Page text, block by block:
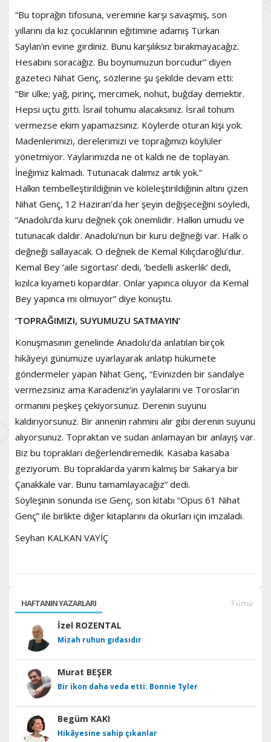
“Bu toprağın tifosuna, veremine karşı savaşmış, son
yıllarını da kız çocuklarının eğitimine adamış Türkan
Saylan’ın evine girdiniz. Bunu karşılıksız bırakmayacağız.
Hesabını soracağız. Bu boynumuzun borcudur” diyen
gazeteci Nihat Genç, sözlerine şu şekilde devam etti:
“Bir ülke; yağ, pirinç, mercimek, nohut, buğday demektir.
Hepsi uçtu gitti. İsrail tohumu alacaksınız. İsrail tohum
vermezse ekim yapamazsınız. Köylerde oturan kişi yok.
Madenlerimizi, derelerimizi ve toprağımızı köylüler
yönetmiyor. Yaylarımızda ne ot kaldı ne de toplayan.
İneğimiz kalmadı. Tutunacak dalımız artık yok.”
Halkın tembelleştirildiğinin ve köleleştirildiğinin altını çizen
Nihat Genç, 12 Haziran’da her şeyin değişeceğini söyledi,
“Anadolu’da kuru değnek çok önemlidir. Halkın umudu ve
tutunacak daldır. Anadolu’nun bir kuru değneği var. Halk o
değneği sallayacak. O değnek de Kemal Kılıçdaroğlu’dur.
Kemal Bey ‘aile sigortası’ dedi, ‘bedelli askerlik’ dedi,
kızılca kıyameti kopardılar. Onlar yapınca oluyor da Kemal
Bey yapınca mı olmuyor” diye konuştu.
‘TOPRAĞIMIZI, SUYUMUZU SATMAYIN’
Konuşmasının genelinde Anadolu’da anlatılan birçok
hikâyeyi günümüze uyarlayarak anlatıp hükümete
göndermeler yapan Nihat Genç, “Evinizden bir sandalye
vermezsiniz ama Karadeniz’in yaylalarını ve Toroslar’ın
ormanını peşkeş çekiyorsunuz. Derenin suyunu
kaldırıyorsunuz. Bir annenin rahmini alır gibi derenin suyunu
alıyorsunuz. Topraktan ve sudan anlamayan bir anlayış var.
Biz bu toprakları değerlendiremedik. Kasaba kasaba
geziyorum. Bu topraklarda yarım kalmış bir Sakarya bir
Çanakkale var. Bunu tamamlayacağız” dedi.
Söyleşinin sonunda ise Genç, son kitabı “Opus 61 Nihat
Genç” ile birlikte diğer kitaplarını da okurları için imzaladı.
Seyhan KALKAN VAYİÇ
HAFTANIN YAZARLARI Tümü
İzel ROZENTAL
Mizah ruhun gıdasıdır
Murat BEŞER
Bir ikon daha veda etti: Bonnie Tyler
Begüm KAKI
Hikâyesine sahip çıkanlar